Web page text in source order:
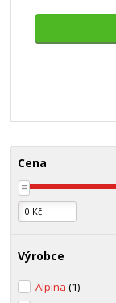
Cena
Výrobce
Alpina(1)